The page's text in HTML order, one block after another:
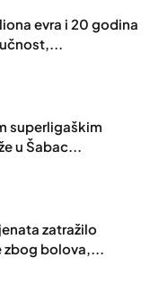
evra i 20 godina
superligaškim
u Šabac...
zatražilo
zbog bolova,...